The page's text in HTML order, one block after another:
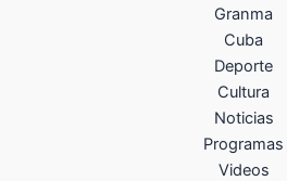
Granma
Cuba
Deporte
Cultura
Noticias
Programas
Videos